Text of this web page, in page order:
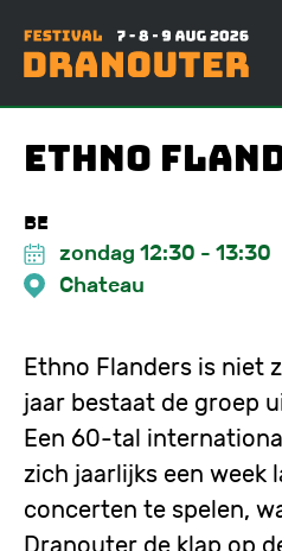
de
inhoud
gaan
Ethno
BE
zondag 12:30 - 13:30
Chateau
Ethno Flanders is niet
jaar bestaat de groep
Een 60-tal
zich jaarlijks een week
concerten te spelen,
Dranouter de klap op